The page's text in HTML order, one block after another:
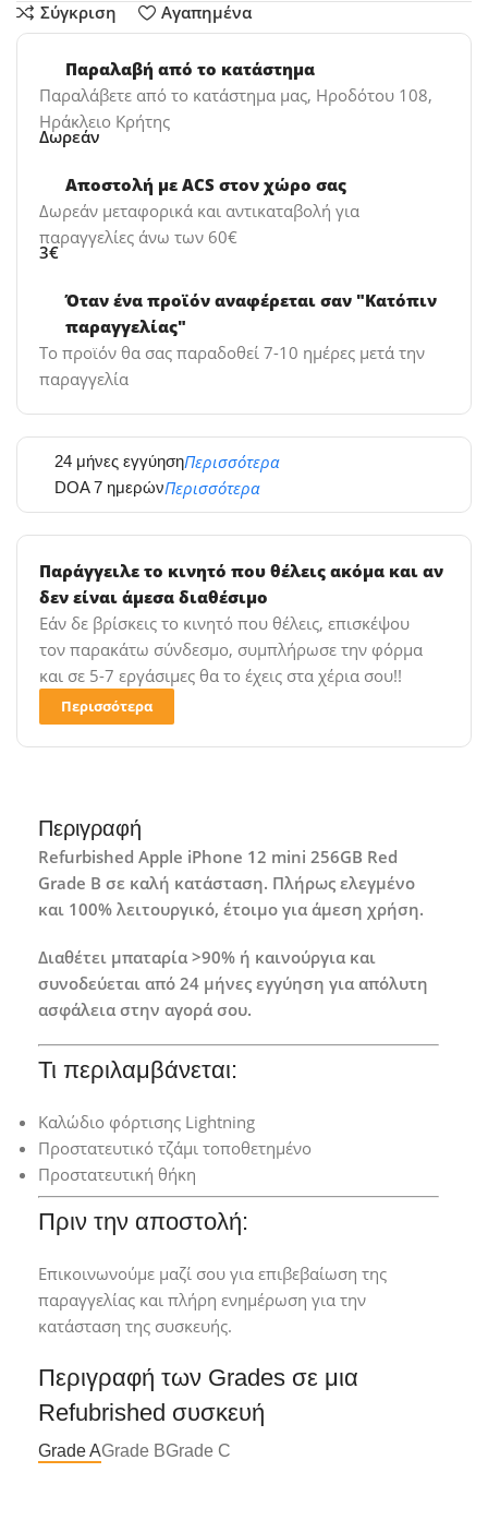
Σύγκριση
Αγαπημένα
Παραλαβή από το κατάστημα
Παραλάβετε από το κατάστημα μας, Ηροδότου 108,
Ηράκλειο Κρήτης
Δωρεάν
Αποστολή με ACS στον χώρο σας
Δωρεάν μεταφορικά και αντικαταβολή για
παραγγελίες άνω των 60€
3€
Όταν ένα προϊόν αναφέρεται σαν "Κατόπιν
παραγγελίας"
Το προϊόν θα σας παραδοθεί 7-10 ημέρες μετά την
παραγγελία
24 μήνες εγγύησηΠερισσότερα
DOA 7 ημερώνΠερισσότερα
Παράγγειλε το κινητό που θέλεις ακόμα και αν
δεν είναι άμεσα διαθέσιμο
Εάν δε βρίσκεις το κινητό που θέλεις, επισκέψου
τον παρακάτω σύνδεσμο, συμπλήρωσε την φόρμα
και σε 5-7 εργάσιμες θα το έχεις στα χέρια σου!!
Περισσότερα
Περιγραφή
Refurbished Apple iPhone 12 mini 256GB Red
Grade B σε καλή κατάσταση. Πλήρως ελεγμένο
και 100% λειτουργικό, έτοιμο για άμεση χρήση.
Διαθέτει μπαταρία >90% ή καινούργια και
συνοδεύεται από 24 μήνες εγγύηση για απόλυτη
ασφάλεια στην αγορά σου.
Τι περιλαμβάνεται:
Καλώδιο φόρτισης Lightning
Προστατευτικό τζάμι τοποθετημένο
Προστατευτική θήκη
Πριν την αποστολή:
Επικοινωνούμε μαζί σου για επιβεβαίωση της
παραγγελίας και πλήρη ενημέρωση για την
κατάσταση της συσκευής.
Περιγραφή των Grades σε μια
Refubrished συσκευή
Grade AGrade BGrade C